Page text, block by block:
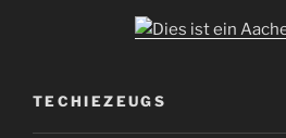
TECHIEZEUGS